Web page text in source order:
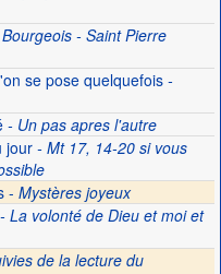
- Saint Pierre
se pose quelquefois-
- Un pas apres l'autre
jour- Mt 17, 14-20 si vous
- Mystères joyeux
- La volonté de Dieu et moi et
de la lecture du